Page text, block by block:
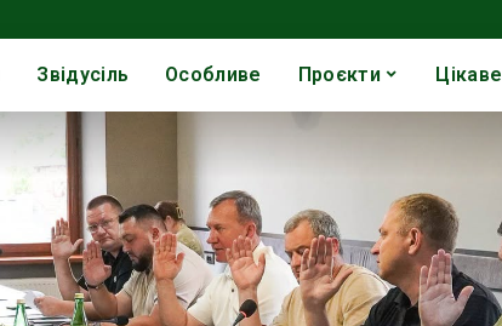
Звідусіль Особливе Проєкти Цікаве